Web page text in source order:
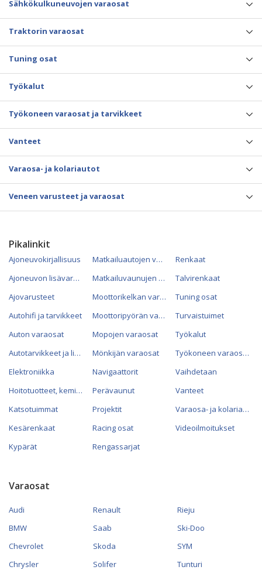
Sähkökulkuneuvojen varaosat
Traktorin varaosat
Tuning osat
Työkalut
Työkoneen varaosat ja tarvikkeet
Vanteet
Varaosa- ja kolariautot
Veneen varusteet ja varaosat
Pikalinkit
Ajoneuvokirjallisuus
Ajoneuvon lisävarusteet
Ajovarusteet
Autohifi ja tarvikkeet
Auton varaosat
Autotarvikkeet ja lisävarusteet
Elektroniikka
Hoitotuotteet, kemikaalit ja öljyt
Katsotuimmat
Kesärenkaat
Kypärät
Matkailuautojen varaosat
Matkailuvaunujen varaosat
Moottorikelkan varaosat
Moottoripyörän varaosat
Mopojen varaosat
Mönkijän varaosat
Navigaattorit
Perävaunut
Projektit
Racing osat
Rengassarjat
Renkaat
Talvirenkaat
Tuning osat
Turvaistuimet
Työkalut
Työkoneen varaosat
Vaihdetaan
Vanteet
Varaosa- ja kolariautot
Videoilmoitukset
Varaosat
Audi
BMW
Chevrolet
Chrysler
Renault
Saab
Skoda
Solifer
Rieju
Ski-Doo
SYM
Tunturi